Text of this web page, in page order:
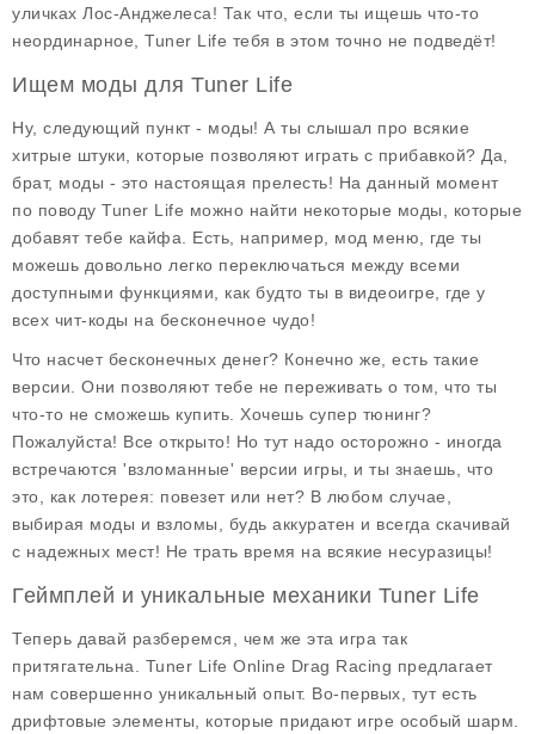
уличках Лос-Анджелеса! Так что, если ты ищешь что-то
неординарное, Tuner Life тебя в этом точно не подведёт!
Ищем моды для Tuner Life
Ну, следующий пункт - моды! А ты слышал про всякие
хитрые штуки, которые позволяют играть с прибавкой? Да,
брат, моды - это настоящая прелесть! На данный момент
по поводу Tuner Life можно найти некоторые моды, которые
добавят тебе кайфа. Есть, например, мод меню, где ты
можешь довольно легко переключаться между всеми
доступными функциями, как будто ты в видеоигре, где у
всех чит-коды на бесконечное чудо!
Что насчет бесконечных денег? Конечно же, есть такие
версии. Они позволяют тебе не переживать о том, что ты
что-то не сможешь купить. Хочешь супер тюнинг?
Пожалуйста! Все открыто! Но тут надо осторожно - иногда
встречаются 'взломанные' версии игры, и ты знаешь, что
это, как лотерея: повезет или нет? В любом случае,
выбирая моды и взломы, будь аккуратен и всегда скачивай
с надежных мест! Не трать время на всякие несуразицы!
Геймплей и уникальные механики Tuner Life
Теперь давай разберемся, чем же эта игра так
притягательна. Tuner Life Online Drag Racing предлагает
нам совершенно уникальный опыт. Во-первых, тут есть
дрифтовые элементы, которые придают игре особый шарм.